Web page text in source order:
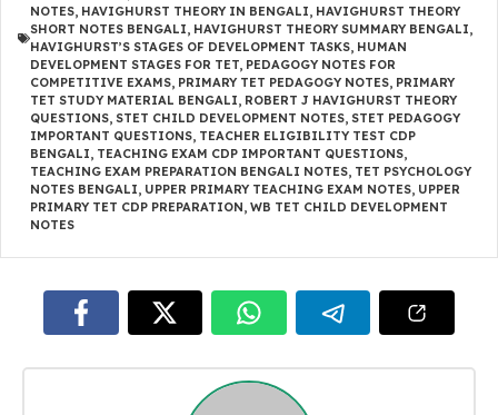
NOTES, HAVIGHURST THEORY IN BENGALI, HAVIGHURST THEORY
SHORT NOTES BENGALI, HAVIGHURST THEORY SUMMARY BENGALI,
HAVIGHURST’S STAGES OF DEVELOPMENT TASKS, HUMAN
DEVELOPMENT STAGES FOR TET, PEDAGOGY NOTES FOR
COMPETITIVE EXAMS, PRIMARY TET PEDAGOGY NOTES, PRIMARY
TET STUDY MATERIAL BENGALI, ROBERT J HAVIGHURST THEORY
QUESTIONS, STET CHILD DEVELOPMENT NOTES, STET PEDAGOGY
IMPORTANT QUESTIONS, TEACHER ELIGIBILITY TEST CDP
BENGALI, TEACHING EXAM CDP IMPORTANT QUESTIONS,
TEACHING EXAM PREPARATION BENGALI NOTES, TET PSYCHOLOGY
NOTES BENGALI, UPPER PRIMARY TEACHING EXAM NOTES, UPPER
PRIMARY TET CDP PREPARATION, WB TET CHILD DEVELOPMENT
NOTES